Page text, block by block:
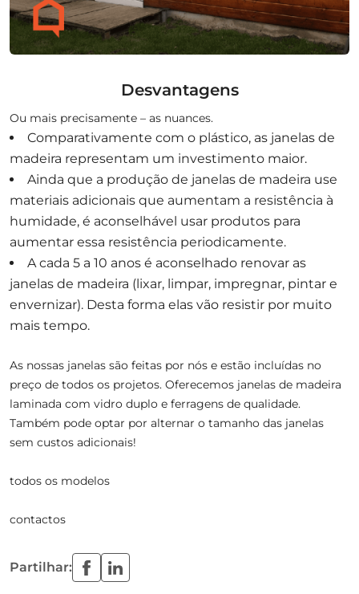
Desvantagens
Ou mais precisamente – as nuances.
Comparativamente com o plástico, as janelas de
madeira representam um investimento maior.
Ainda que a produção de janelas de madeira use
materiais adicionais que aumentam a resistência à
humidade, é aconselhável usar produtos para
aumentar essa resistência periodicamente.
A cada 5 a 10 anos é aconselhado renovar as
janelas de madeira (lixar, limpar, impregnar, pintar e
envernizar). Desta forma elas vão resistir por muito
mais tempo.
As nossas janelas são feitas por nós e estão incluídas no
preço de todos os projetos. Oferecemos janelas de madeira
laminada com vidro duplo e ferragens de qualidade.
Também pode optar por alternar o tamanho das janelas
sem custos adicionais!
todos os modelos
contactos
Partilhar: